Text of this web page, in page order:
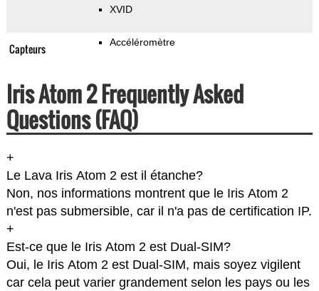
XVID
Capteurs Accéléromètre
Iris Atom 2 Frequently Asked
Questions (FAQ)
+
Le Lava Iris Atom 2 est il étanche?
Non, nos informations montrent que le Iris Atom 2
n'est pas submersible, car il n'a pas de certification IP.
+
Est-ce que le Iris Atom 2 est Dual-SIM?
Oui, le Iris Atom 2 est Dual-SIM, mais soyez vigilent
car cela peut varier grandement selon les pays ou les